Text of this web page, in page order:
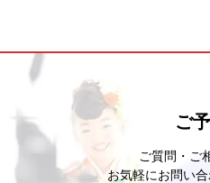
ご
ご質問・ご
お気軽にお問い合